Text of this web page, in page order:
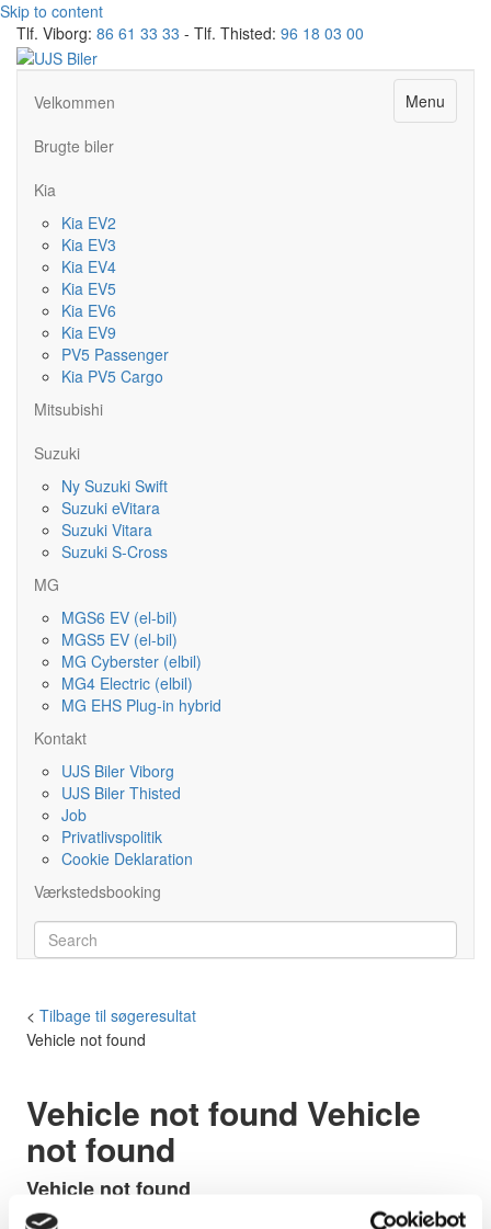
Skip to content
Tlf. Viborg: 86 61 33 33 - Tlf. Thisted: 96 18 03 00
Menu
Velkommen
Brugte biler
Kia
Kia EV2
Kia EV3
Kia EV4
Kia EV5
Kia EV6
Kia EV9
PV5 Passenger
Kia PV5 Cargo
Mitsubishi
Suzuki
Ny Suzuki Swift
Suzuki eVitara
Suzuki Vitara
Suzuki S-Cross
MG
MGS6 EV (el-bil)
MGS5 EV (el-bil)
MG Cyberster (elbil)
MG4 Electric (elbil)
MG EHS Plug-in hybrid
Kontakt
UJS Biler Viborg
UJS Biler Thisted
Job
Privatlivspolitik
Cookie Deklaration
Værkstedsbooking
< Tilbage til søgeresultat
Vehicle not found
Vehicle not found Vehicle
not found
Vehicle not found
Vehicle not found